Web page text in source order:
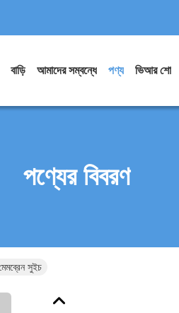
বাড়ি আমাদের সম্বন্ধে পণ্য ভিআর শো
পণ্যের বিবরণ
সুইচ